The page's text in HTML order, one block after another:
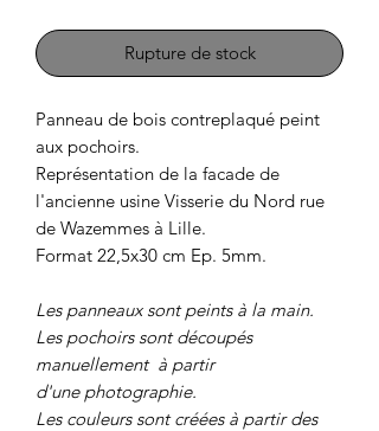
Rupture de stock
Panneau de bois contreplaqué peint
aux pochoirs.
Représentation de la facade de
l'ancienne usine Visserie du Nord rue
de Wazemmes à Lille.
Format 22,5x30 cm Ep. 5mm.
Les panneaux sont peints à la main.
Les pochoirs sont découpés
manuellement à partir
d'une photographie.
Les couleurs sont créées à partir des